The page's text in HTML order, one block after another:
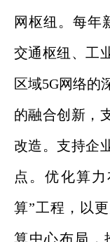
网枢纽。每年
交通枢纽、工
区域5G网络的
的融合创新，
改造。支持企
点。优化算
算”工程，以
算中心布局，